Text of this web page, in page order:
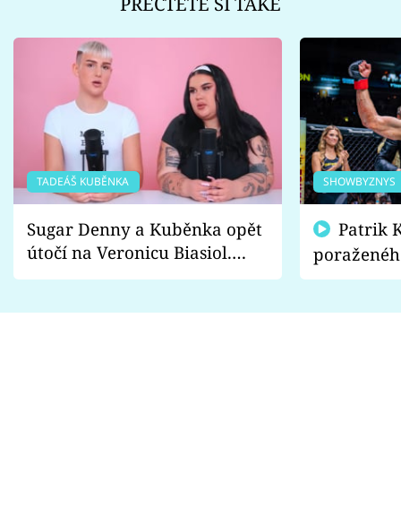
TADEÁŠ KUBĚNKA
Sugar Denny a Kuběnka opět
útočí na Veronicu Biasiol.
Proč je podle nich falešná a
SHOWBYZNYS
fanoušci